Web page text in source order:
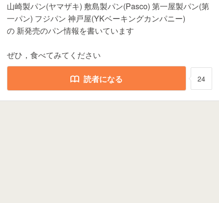
山崎製パン(ヤマザキ) 敷島製パン(Pasco) 第一屋製パン(第
一パン) フジパン 神戸屋(YKベーキングカンパニー)
の 新発売のパン情報を書いています
ぜひ，食べてみてください
読者になる 24